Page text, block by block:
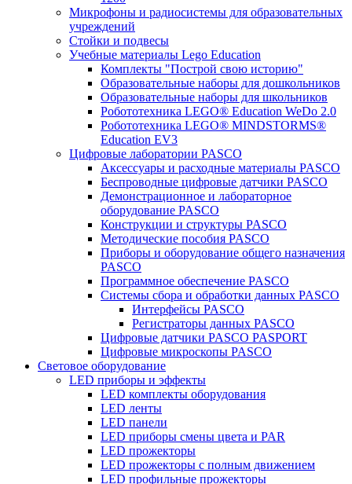
Микрофоны и радиосистемы для образовательных
учреждений
Стойки и подвесы
Учебные материалы Lego Education
Комплекты "Построй свою историю"
Образовательные наборы для дошкольников
Образовательные наборы для школьников
Робототехника LEGO® Education WeDo 2.0
Робототехника LEGO® MINDSTORMS®
Education EV3
Цифровые лаборатории PASCO
Аксессуары и расходные материалы PASCO
Беспроводные цифровые датчики PASCO
Демонстрационное и лабораторное
оборудование PASCO
Конструкции и структуры PASCO
Методические пособия PASCO
Приборы и оборудование общего назначения
PASCO
Программное обеспечение PASCO
Системы сбора и обработки данных PASCO
Интерфейсы PASCO
Регистраторы данных PASCO
Цифровые датчики PASCO PASPORT
Цифровые микроскопы PASCO
Световое оборудование
LED приборы и эффекты
LED комплекты оборудования
LED ленты
LED панели
LED приборы смены цвета и PAR
LED прожекторы
LED прожекторы с полным движением
LED профильные прожекторы